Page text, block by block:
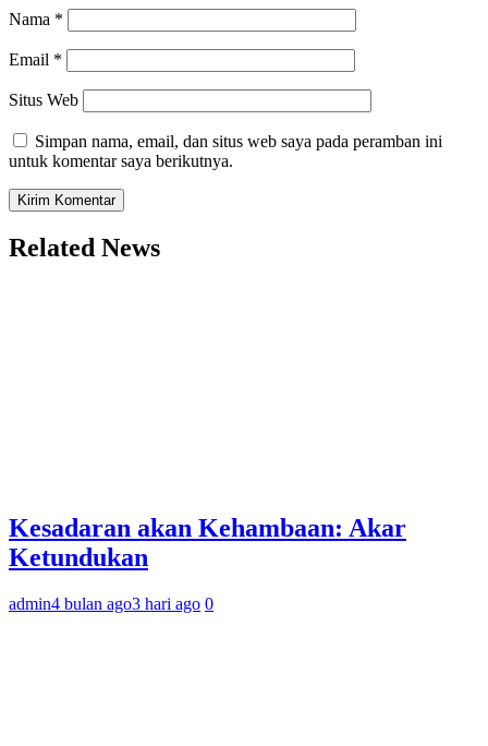
Nama *
Email *
Situs Web
Simpan nama, email, dan situs web saya pada peramban ini
untuk komentar saya berikutnya.
Related News
Kesadaran akan Kehambaan: Akar
Ketundukan
admin4 bulan ago3 hari ago 0